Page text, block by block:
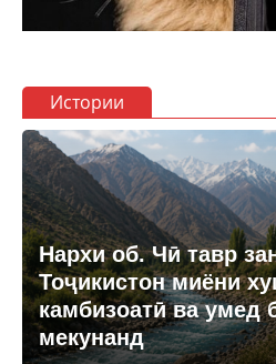
Истории
Нархи об. Чӣ тавр
Тоҷикистон миёни
камбизоатӣ ва умед
мекунанд